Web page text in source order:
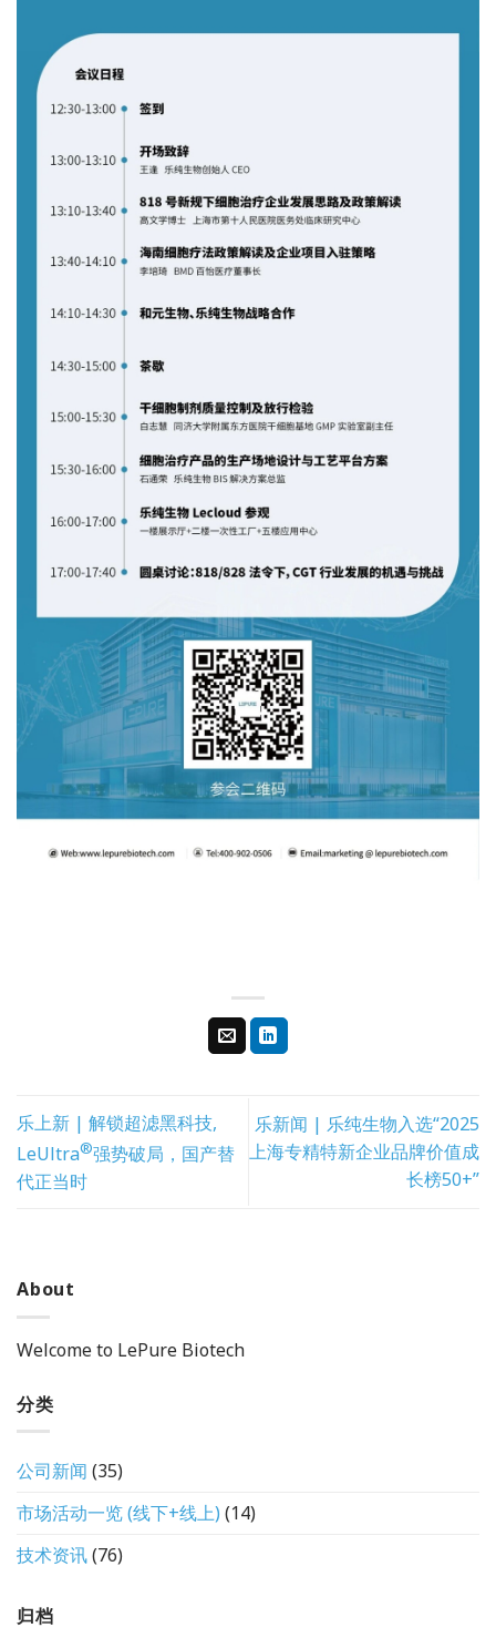
乐上新 | 解锁超滤黑科技,
LeUltra®强势破局，国产替
代正当时
乐新闻 | 乐纯生物入选“2025
上海专精特新企业品牌价值成
长榜50+”
About
Welcome to LePure Biotech
分类
公司新闻 (35)
市场活动一览 (线下+线上) (14)
技术资讯(76)
归档